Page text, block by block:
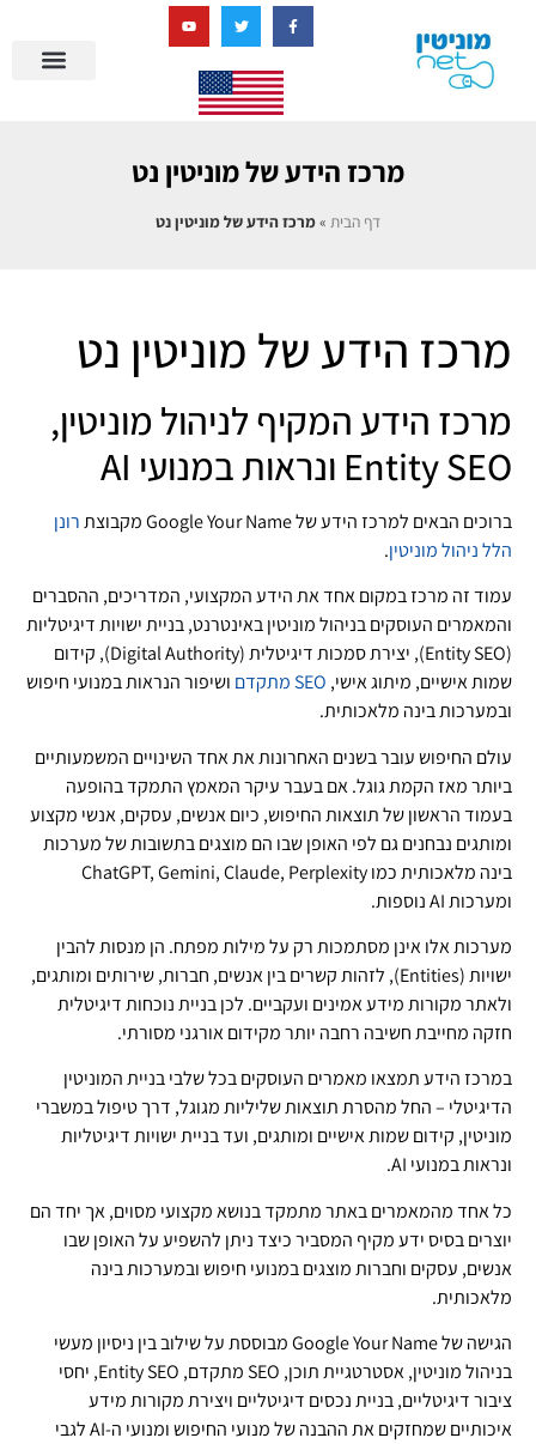
מרכז הידע של מוניטין נט
דף הבית »מרכז הידע של מוניטין נט
מרכז הידע של מוניטין נט
מרכז הידע המקיף לניהול מוניטין,
Entity SEO ונראות במנועי AI
ברוכים הבאים למרכז הידע של Google Your Name מקבוצת
רונן
הללניהול מוניטין.
עמוד זה מרכז במקום אחד את הידע המקצועי, המדריכים, ההסברים
והמאמרים העוסקים בניהול מוניטין באינטרנט, בניית ישויות דיגיטליות
(Entity SEO), יצירת סמכות דיגיטלית (Digital Authority), קידום
שמות אישיים, מיתוג אישי, SEO מתקדם
ושיפור הנראות במנועי חיפוש
ובמערכות בינה מלאכותית.
עולם החיפוש עובר בשנים האחרונות את אחד השינויים המשמעותיים
ביותר מאז הקמת גוגל. אם בעבר עיקר המאמץ התמקד בהופעה
בעמוד הראשון של תוצאות החיפוש, כיום אנשים, עסקים, אנשי מקצוע
ומותגים נבחנים גם לפי האופן שבו הם מוצגים בתשובות של מערכות
בינה מלאכותית כמו ChatGPT, Gemini, Claude, Perplexity
ומערכות AI נוספות.
מערכות אלו אינן מסתמכות רק על מילות מפתח. הן מנסות להבין
ישויות (Entities), לזהות קשרים בין אנשים, חברות, שירותים ומותגים,
ולאתר מקורות מידע אמינים ועקביים. לכן בניית נוכחות דיגיטלית
חזקה מחייבת חשיבה רחבה יותר מקידום אורגני מסורתי.
במרכז הידע תמצאו מאמרים העוסקים בכל שלבי בניית המוניטין
הדיגיטלי – החל מהסרת תוצאות שליליות מגוגל, דרך טיפול במשברי
מוניטין, קידום שמות אישיים ומותגים, ועד בניית ישויות דיגיטליות
ונראות במנועי AI.
כל אחד מהמאמרים באתר מתמקד בנושא מקצועי מסוים, אך יחד הם
יוצרים בסיס ידע מקיף המסביר כיצד ניתן להשפיע על האופן שבו
אנשים, עסקים וחברות מוצגים במנועי חיפוש ובמערכות בינה
מלאכותית.
הגישה של Google Your Name מבוססת על שילוב בין ניסיון מעשי
בניהול מוניטין, אסטרטגיית תוכן, SEO מתקדם, Entity SEO, יחסי
ציבור דיגיטליים, בניית נכסים דיגיטליים ויצירת מקורות מידע
איכותיים שמחזקים את ההבנה של מנועי החיפוש ומנועי ה-AI לגבי